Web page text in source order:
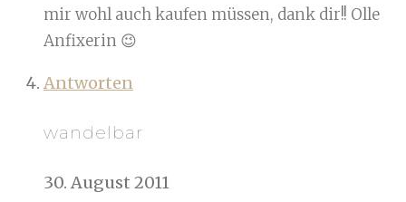
mir wohl auch kaufen müssen, dank dir!! Olle
Anfixerin 😉
Antworten
wandelbar
30. August 2011